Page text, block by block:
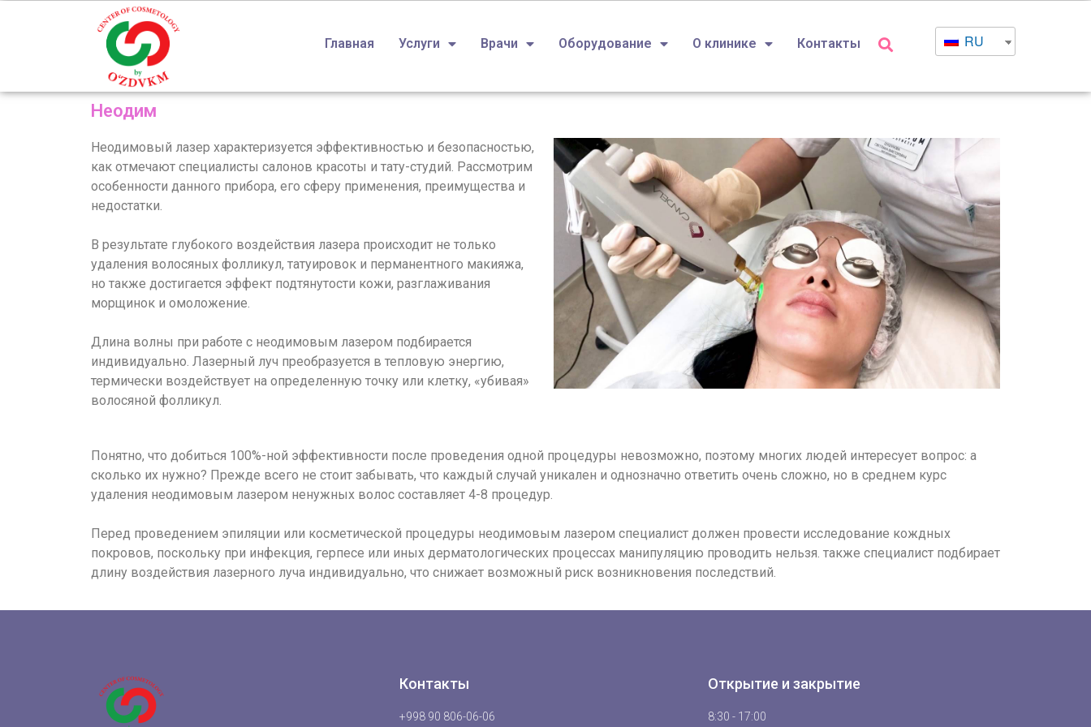
Главная Услуги Врачи Оборудование О клинике Контакты RU
Неодим
Неодимовый лазер характеризуется эффективностью и безопасностью,
как отмечают специалисты салонов красоты и тату-студий. Рассмотрим
особенности данного прибора, его сферу применения, преимущества и
недостатки.
В результате глубокого воздействия лазера происходит не только
удаления волосяных фолликул, татуировок и перманентного макияжа,
но также достигается эффект подтянутости кожи, разглаживания
морщинок и омоложение.
Длина волны при работе с неодимовым лазером подбирается
индивидуально. Лазерный луч преобразуется в тепловую энергию,
термически воздействует на определенную точку или клетку, «убивая»
волосяной фолликул.
Понятно, что добиться 100%-ной эффективности после проведения одной процедуры невозможно, поэтому многих людей интересует вопрос: а
сколько их нужно? Прежде всего не стоит забывать, что каждый случай уникален и однозначно ответить очень сложно, но в среднем курс
удаления неодимовым лазером ненужных волос составляет 4-8 процедур.
Перед проведением эпиляции или косметической процедуры неодимовым лазером специалист должен провести исследование кождных
покровов, поскольку при инфекция, герпесе или иных дерматологических процессах манипуляцию проводить нельзя. также специалист подбирает
длину воздействия лазерного луча индивидуально, что снижает возможный риск возникновения последствий.
Контакты
+998 90 806-06-06
Открытие и закрытие
8:30 - 17:00